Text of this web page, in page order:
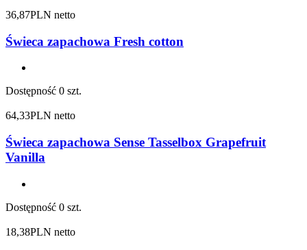
36,87PLN netto
Świeca zapachowa Fresh cotton
Dostępność 0 szt.
64,33PLN netto
Świeca zapachowa Sense Tasselbox Grapefruit
Vanilla
Dostępność 0 szt.
18,38PLN netto